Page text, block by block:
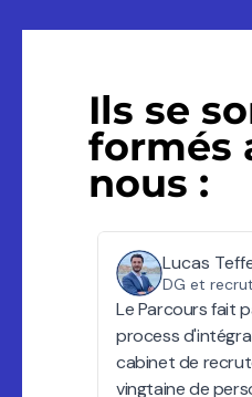
Ils se
formés
nous :